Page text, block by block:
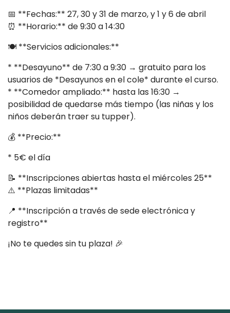
📅 **Fechas:** 27, 30 y 31 de marzo, y 1 y 6 de abril
⏰ **Horario:** de 9:30 a 14:30
🍽️ **Servicios adicionales:**
* **Desayuno** de 7:30 a 9:30 → gratuito para los
usuarios de *Desayunos en el cole* durante el curso.
* **Comedor ampliado:** hasta las 16:30 →
posibilidad de quedarse más tiempo (las niñas y los
niños deberán traer su tupper).
💰 **Precio:**
* 5€ el día
📝 **Inscripciones abiertas hasta el miércoles 25**
⚠️ **Plazas limitadas**
📍 **Inscripción a través de sede electrónica y
registro**
¡No te quedes sin tu plaza! 🎉